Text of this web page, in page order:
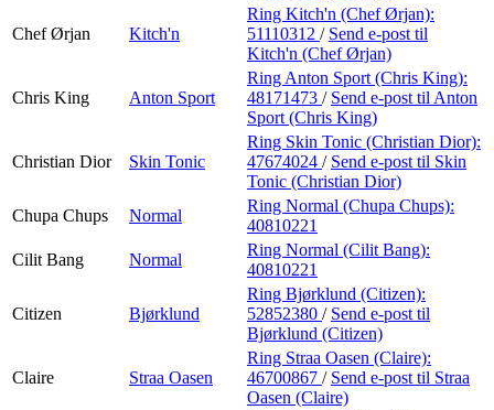
Chef Ørjan Kitch'n
Ring Kitch'n (Chef Ørjan):
51110312 / Send e-post til
Kitch'n (Chef Ørjan)
Chris King Anton Sport
Ring Anton Sport (Chris King):
48171473 / Send e-post til Anton
Sport (Chris King)
Christian Dior Skin Tonic
Ring Skin Tonic (Christian Dior):
47674024 / Send e-post til Skin
Tonic (Christian Dior)
Chupa Chups
Normal
Ring Normal (Chupa Chups):
40810221
Cilit Bang
Normal
Ring Normal (Cilit Bang):
40810221
Citizen Bjørklund
Ring Bjørklund (Citizen):
52852380 / Send e-post til
Bjørklund (Citizen)
Claire Straa Oasen
Ring Straa Oasen (Claire):
46700867 / Send e-post til Straa
Oasen (Claire)